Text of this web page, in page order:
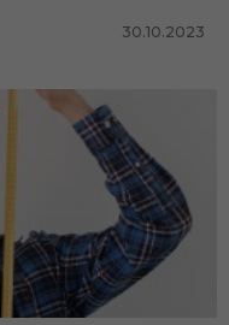
30.10.2023